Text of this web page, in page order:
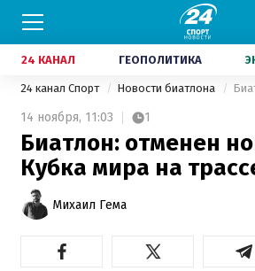
24 КАНАЛ ГЕОПОЛИТИКА
24 канал Спорт Новости биатлона
14 ноября, 11:03 1
Биатлон: отменен
Кубка мира на
Михаил Гема